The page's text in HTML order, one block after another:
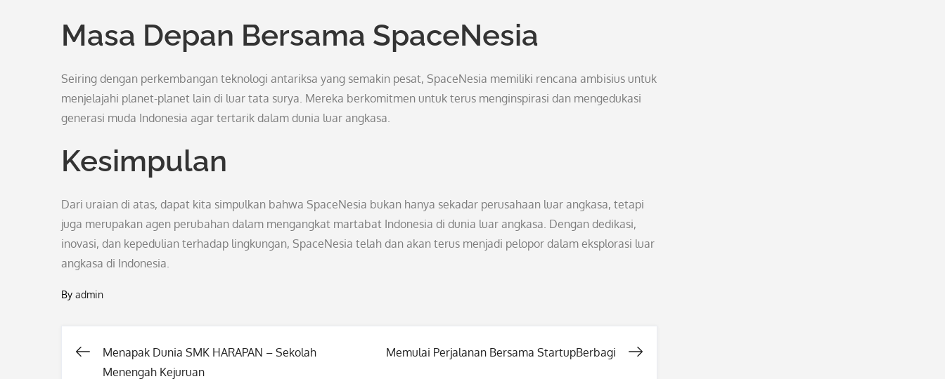
Masa Depan Bersama SpaceNesia
Seiring dengan perkembangan teknologi antariksa yang semakin pesat, SpaceNesia memiliki rencana ambisius untuk
menjelajahi planet-planet lain di luar tata surya. Mereka berkomitmen untuk terus menginspirasi dan mengedukasi
generasi muda Indonesia agar tertarik dalam dunia luar angkasa.
Kesimpulan
Dari uraian di atas, dapat kita simpulkan bahwa SpaceNesia bukan hanya sekadar perusahaan luar angkasa, tetapi
juga merupakan agen perubahan dalam mengangkat martabat Indonesia di dunia luar angkasa. Dengan dedikasi,
inovasi, dan kepedulian terhadap lingkungan, SpaceNesia telah dan akan terus menjadi pelopor dalam eksplorasi luar
angkasa di Indonesia.
By admin
Post
Menapak Dunia SMK HARAPAN – Sekolah
Menengah Kejuruan
Memulai Perjalanan Bersama StartupBerbagi